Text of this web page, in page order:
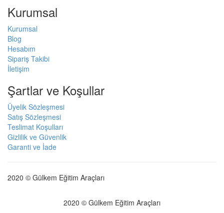
Kurumsal
Kurumsal
Blog
Hesabım
Sipariş Takibi
İletişim
Şartlar ve Koşullar
Üyelik Sözleşmesi
Satış Sözleşmesi
Teslimat Koşulları
Gizlilik ve Güvenlik
Garanti ve İade
2020 © Gülkem Eğitim Araçları
2020 © Gülkem Eğitim Araçları